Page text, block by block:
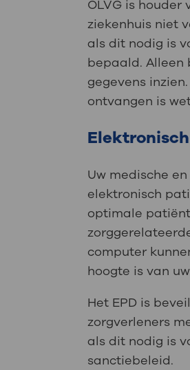
OLVG is houder
ziekenhuis niet
als dit nodig is
bepaald. Alleen
gegevens
ontvangen is
Uw medische
elektronisch
optimale
computer
hoogte is van
Het EPD is
zorgverleners
als dit nodig is
sanctiebeleid.